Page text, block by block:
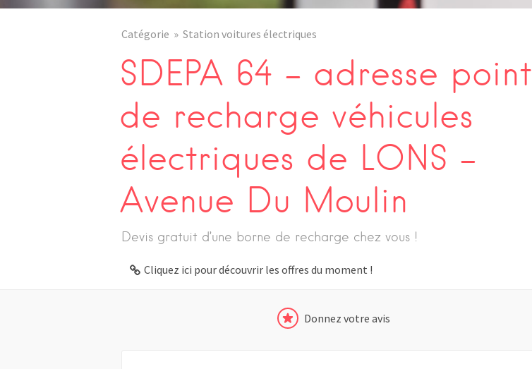
Catégorie Station voitures électriques
SDEPA 64 – adresse point
de recharge véhicules
électriques de LONS –
Avenue Du Moulin
Devis gratuit d’une borne de recharge chez vous !
Cliquez ici pour découvrir les offres du moment !
Donnez votre avis